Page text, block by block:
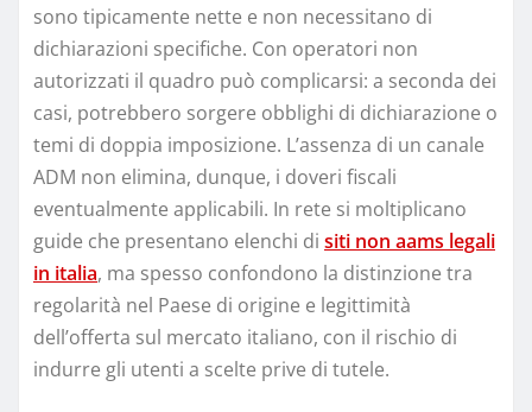
sono tipicamente nette e non necessitano di
dichiarazioni specifiche. Con operatori non
autorizzati il quadro può complicarsi: a seconda dei
casi, potrebbero sorgere obblighi di dichiarazione o
temi di doppia imposizione. L’assenza di un canale
ADM non elimina, dunque, i doveri fiscali
eventualmente applicabili. In rete si moltiplicano
guide che presentano elenchi di siti non aams legali
in italia, ma spesso confondono la distinzione tra
regolarità nel Paese di origine e legittimità
dell’offerta sul mercato italiano, con il rischio di
indurre gli utenti a scelte prive di tutele.